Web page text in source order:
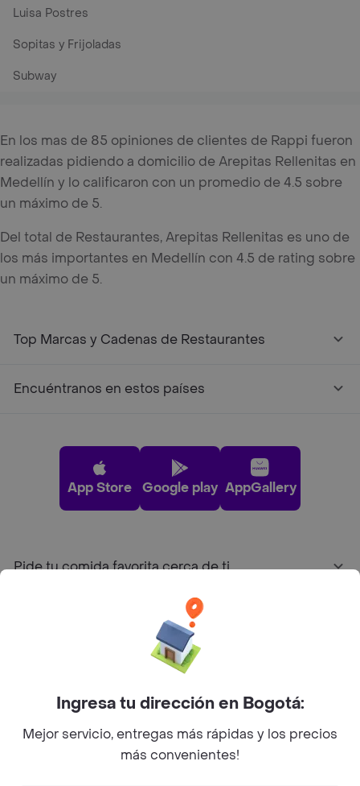
Luisa Postres
Sopitas y Frijoladas
Subway
En los mas de 85 opiniones de clientes de Rappi fueron
realizadas pidiendo a domicilio de Arepitas Rellenitas en
Medellín y lo calificaron con un promedio de 4.5 sobre
un máximo de 5.
Del total de Restaurantes, Arepitas Rellenitas es uno de
los más importantes en Medellín con 4.5 de rating sobre
un máximo de 5.
Top Marcas y Cadenas de Restaurantes
Encuéntranos en estos países
App Store Google play AppGallery
Pide tu comida favorita cerca de ti
Sobre Rappi
Facebook
Twitter
Instagram
Ingresa tu dirección en Bogotá:
Mejor servicio, entregas más rápidas y los precios
más convenientes!